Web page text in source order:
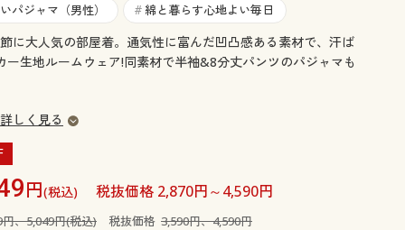
パジャマ（男性）
# 綿と暮らす心地よい毎日
に大人気の部屋着。通気性に富んだ凹凸感ある素材で、汗ば
ー生地ルームウェア!同素材で半袖&8分丈パンツのパジャマも
しく見る
円(税込) 税抜価格 2,870円～4,590円
円、5,049円(税込) 税抜価格 3,590円、4,590円